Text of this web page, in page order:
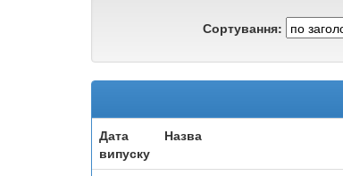
Сортування:
Дата
випуску
Назва